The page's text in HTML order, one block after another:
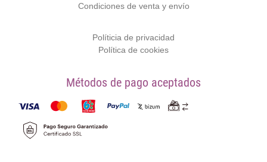
Condiciones de venta y envío
Políticia de privacidad
Política de cookies
Métodos de pago aceptados